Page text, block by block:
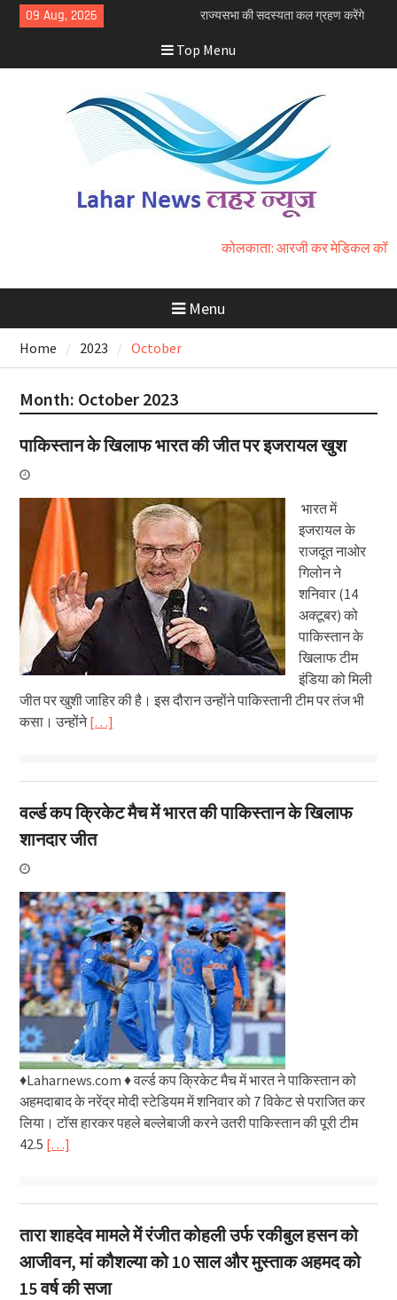
Skip09 Aug, 2026
राज्यसभा की सदस्यता कल ग्रहण करेंगे
कोलकाता: आरजी कर मेडिकल कॉलेज रेप
और मर्डर मामले में तीन आईपीएस अधिकारी
धार भोजशाला को हाईकोर्ट ने मंदिर माना,
हिंदुओं को पूजा का अधिकार
Top Menu
कोलकाता: आरजी कर मेडिकल कॉलेज रेप
Menu
Home 2023 October
Month: October 2023
पाकिस्तान के खिलाफ भारत की जीत पर इजरायल खुश
भारत में
इजरायल के
राजदूत नाओर
गिलोन ने
शनिवार (14
अक्टूबर) को
पाकिस्तान के
खिलाफ टीम
इंडिया को मिली
जीत पर खुशी जाहिर की है। इस दौरान उन्होंने पाकिस्तानी टीम पर तंज भी
कसा। उन्होंने[…]
वर्ल्ड कप क्रिकेट मैच में भारत की पाकिस्तान के खिलाफ
शानदार जीत
♦Laharnews.com ♦ वर्ल्ड कप क्रिकेट मैच में भारत ने पाकिस्तान को
अहमदाबाद के नरेंद्र मोदी स्टेडियम में शनिवार को 7 विकेट से पराजित कर
लिया। टॉस हारकर पहले बल्लेबाजी करने उतरी पाकिस्तान की पूरी टीम
42.5 […]
तारा शाहदेव मामले में रंजीत कोहली उर्फ रकीबुल हसन को
आजीवन, मां कौशल्या को 10 साल और मुस्ताक अहमद को
15 वर्ष की सजा